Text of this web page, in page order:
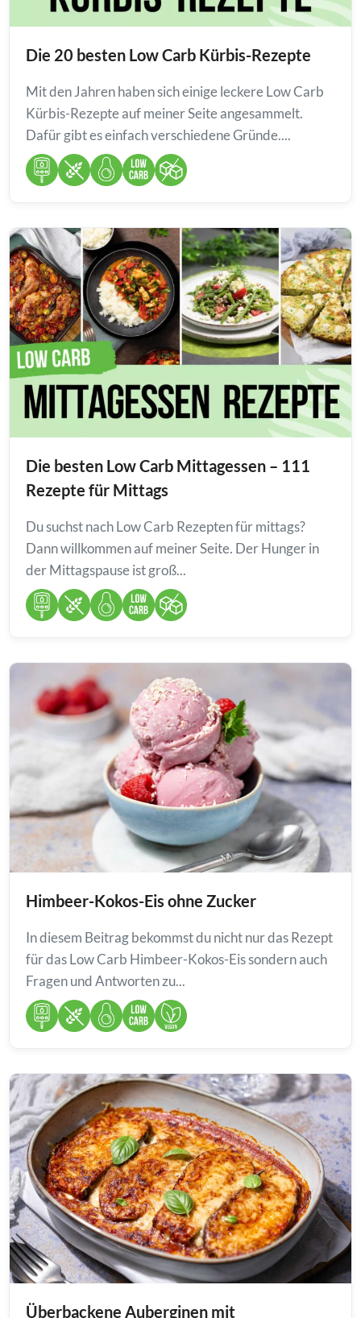
Die 20 besten Low Carb Kürbis-Rezepte
Mit den Jahren haben sich einige leckere Low Carb
Kürbis-Rezepte auf meiner Seite angesammelt.
Dafür gibt es einfach verschiedene Gründe....
Die besten Low Carb Mittagessen – 111
Rezepte für Mittags
Du suchst nach Low Carb Rezepten für mittags?
Dann willkommen auf meiner Seite. Der Hunger in
der Mittagspause ist groß...
Himbeer-Kokos-Eis ohne Zucker
In diesem Beitrag bekommst du nicht nur das Rezept
für das Low Carb Himbeer-Kokos-Eis sondern auch
Fragen und Antworten zu...
Überbackene Auberginen mit